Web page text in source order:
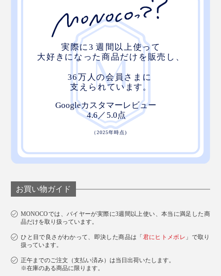
初心者から食べ慣れた通まで幅広く愛され、“青カビチ
ーズにチャレンジするなら、まずはこれから”とも言わ
れる「フルムダンベール」（AOPチーズ）。
カビが多く見える割には刺激や辛さが少なく、ミルクの
甘みを感じる上品なおいしさ。青カビが苦手という人に
貴腐ワインやフルーティ系のワインと一緒に食べるほ
お買い物ガイド
MONOCOでは、バイヤーが実際に3週間以上使い、本当に満足した商
品だけを取り扱っています。
ひと目で良さがわかって、即決した商品は「 君にヒトメボレ 」で取り
扱っています。
正午までのご注文（支払い済み）は当日出荷いたします。
※在庫のある商品に限ります。